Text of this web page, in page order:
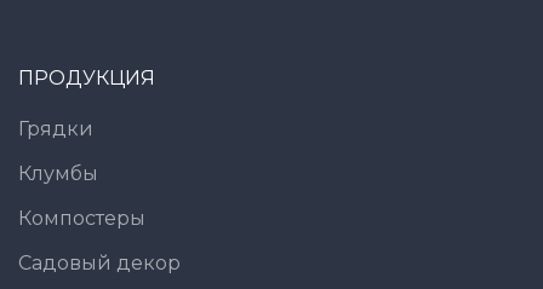
ПРОДУКЦИЯ
Грядки
Клумбы
Компостеры
Садовый декор